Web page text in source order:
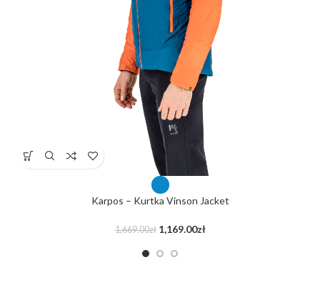
Karpos – Kurtka Vinson Jacket
1,669.00zł 1,169.00zł